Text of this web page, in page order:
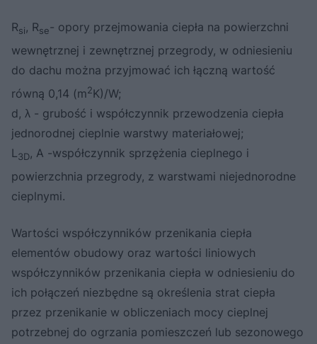
Rsi, Rse- opory przejmowania ciepła na powierzchni
wewnętrznej i zewnętrznej przegrody, w odniesieniu
do dachu można przyjmować ich łączną wartość
równą 0,14 (m2K)/W;
d, λ - grubość i współczynnik przewodzenia ciepła
jednorodnej cieplnie warstwy materiałowej;
L3D, A -współczynnik sprzężenia cieplnego i
powierzchnia przegrody, z warstwami niejednorodne
cieplnymi.
Wartości współczynników przenikania ciepła
elementów obudowy oraz wartości liniowych
współczynników przenikania ciepła w odniesieniu do
ich połączeń niezbędne są określenia strat ciepła
przez przenikanie w obliczeniach mocy cieplnej
potrzebnej do ogrzania pomieszczeń lub sezonowego